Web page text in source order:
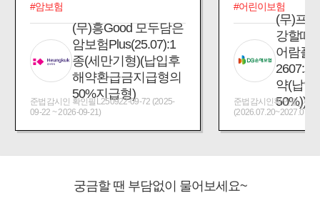
#암보험
(무)흥Good 모두담은
암보험Plus(25.07):1
종(세만기형)(납입후
해약환급금지급형의
50%지급형)
준법감시인 확인필L250922-09-72 (2025-
09-22 ~ 2026-09-21)
#어린이보험
(무)프
강할때
어람플
2607:
약(납입
50%))
준법감시인확인필_제
궁금할 땐 부담없이 물어보세요~